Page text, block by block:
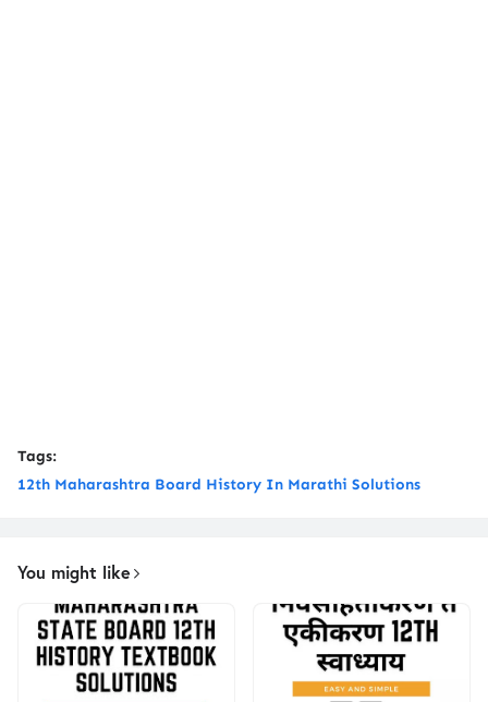
Tags:
12th Maharashtra Board History In Marathi Solutions
You might like